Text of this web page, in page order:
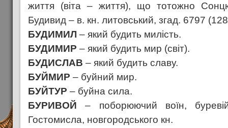
життя (віта – життя), що тотожно
Будивид – в. кн. литовський, згад. 6797
БУДИМИЛ – який будить милість.
БУДИМИР – який будить мир (світ).
БУДИСЛАВ – який будить славу.
БУЙМИР – буйний мир.
БУЙТУР – буйна сила.
БУРИВОЙ – поборюючий воїн,
Гостомисла, новгородського кн.